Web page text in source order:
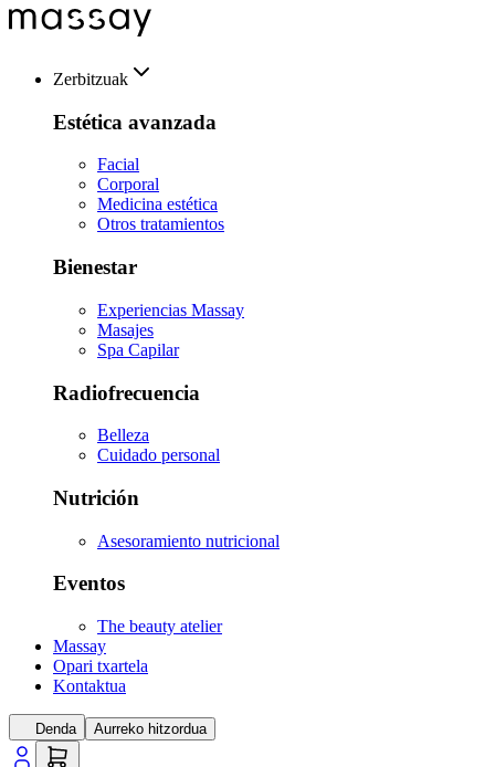
Zerbitzuak
Estética avanzada
Facial
Corporal
Medicina estética
Otros tratamientos
Bienestar
Experiencias Massay
Masajes
Spa Capilar
Radiofrecuencia
Belleza
Cuidado personal
Nutrición
Asesoramiento nutricional
Eventos
The beauty atelier
Massay
Opari txartela
Kontaktua
Denda Aurreko hitzordua